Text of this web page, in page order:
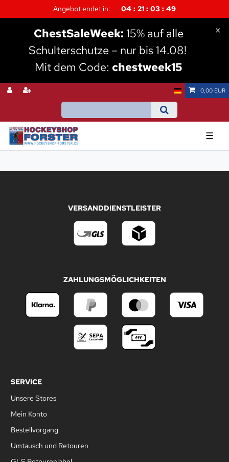
Angebot endet in: 04 21 03 48
ChestSaleWeek: 15% auf alle
Schulterschutze – nur bis 14.08!
Mit dem Code: chestweek15
×
0,00 EUR
☰
VERSANDDIENSTLEISTER
ZAHLUNGSMÖGLICHKEITEN
SERVICE
Unsere Stores
Mein Konto
Bestellvorgang
Umtausch und Retouren